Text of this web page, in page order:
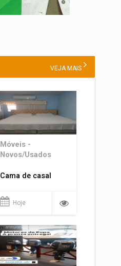
VEJA MAIS
Móveis -
Novos/Usados
Cama de casal
Hoje